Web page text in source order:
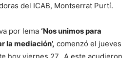
del ICAB, Montserrat Purtí.
por lema ‘Nos unimos para
la mediación’, comenzó el jueves